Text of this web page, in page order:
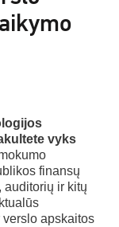
vyks
finansų
auditorių ir kitų
apskaitos